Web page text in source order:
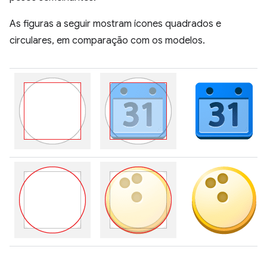
As figuras a seguir mostram ícones quadrados e
circulares, em comparação com os modelos.